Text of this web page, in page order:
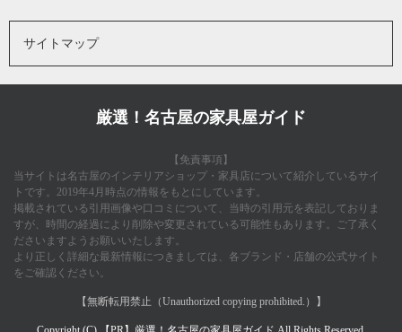
サイトマップ
厳選！名古屋の家具屋ガイド
【免責事項】
当サイトは名古屋のインテリアショップ・家具店について紹介しているサイ
トです。2019年4月時点の情報をもとにしています。
掲載されている引用画像や口コミについて、当時の引用元を表記しておりま
すが、時間の経過により削除や変更されている可能性もあります。ご了承く
ださいますようお願いいたします。
より正しく詳細な最新情報につきましては、各ブランド・店舗の公式サイト
をご確認ください。
【無断転用禁止（Unauthorized copying prohibited.）】